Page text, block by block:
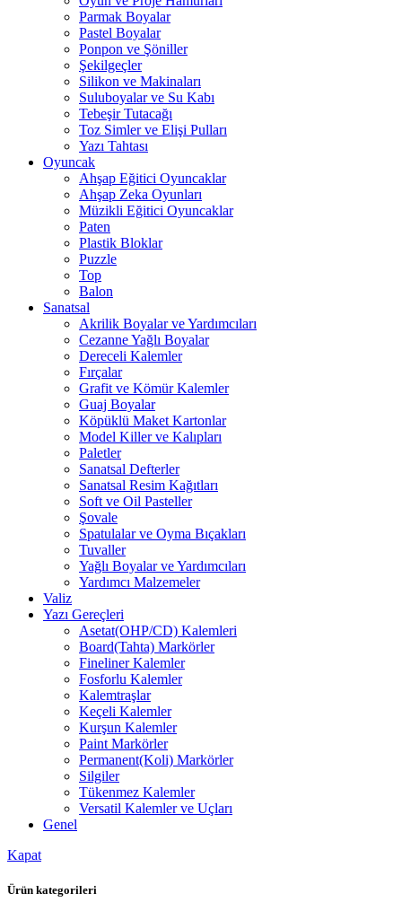
Parmak Boyalar
Pastel Boyalar
Ponpon ve Şöniller
Şekilgeçler
Silikon ve Makinaları
Suluboyalar ve Su Kabı
Tebeşir Tutacağı
Toz Simler ve Elişi Pulları
Yazı Tahtası
Oyuncak
Ahşap Eğitici Oyuncaklar
Ahşap Zeka Oyunları
Müzikli Eğitici Oyuncaklar
Paten
Plastik Bloklar
Puzzle
Top
Balon
Sanatsal
Akrilik Boyalar ve Yardımcıları
Cezanne Yağlı Boyalar
Dereceli Kalemler
Fırçalar
Grafit ve Kömür Kalemler
Guaj Boyalar
Köpüklü Maket Kartonlar
Model Killer ve Kalıpları
Paletler
Sanatsal Defterler
Sanatsal Resim Kağıtları
Soft ve Oil Pasteller
Şovale
Spatulalar ve Oyma Bıçakları
Tuvaller
Yağlı Boyalar ve Yardımcıları
Yardımcı Malzemeler
Valiz
Yazı Gereçleri
Asetat(OHP/CD) Kalemleri
Board(Tahta) Markörler
Fineliner Kalemler
Fosforlu Kalemler
Kalemtraşlar
Keçeli Kalemler
Kurşun Kalemler
Paint Markörler
Permanent(Koli) Markörler
Silgiler
Tükenmez Kalemler
Versatil Kalemler ve Uçları
Genel
Kapat
Ürün kategorileri